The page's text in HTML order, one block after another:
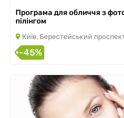
Програма для обличчя з
пілінгом
Київ, Берестейський
-45%